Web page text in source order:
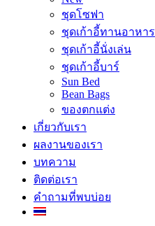
ชุดโซฟา
ชุดเก้าอี้ทานอาหาร
ชุดเก้าอี้นั่งเล่น
ชุดเก้าอี้บาร์
Sun Bed
Bean Bags
ของตกแต่ง
เกี่ยวกับเรา
ผลงานของเรา
บทความ
ติดต่อเรา
คำถามที่พบบ่อย